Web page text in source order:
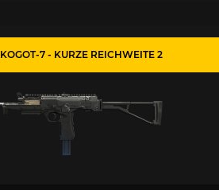
KOGOT-7 - KURZE REICHWEITE 2